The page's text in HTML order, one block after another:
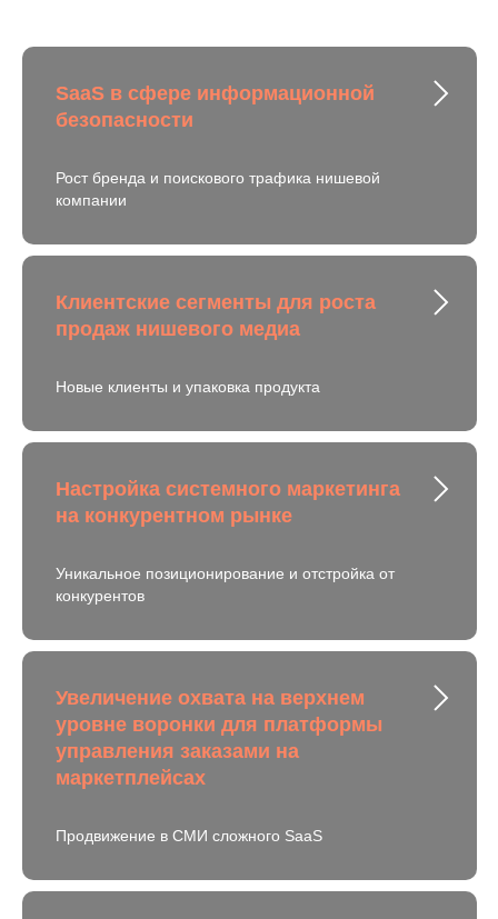
SaaS в сфере информационной
безопасности
Рост бренда и поискового трафика нишевой
компании
Клиентские сегменты для роста
продаж нишевого медиа
Новые клиенты и упаковка продукта
Настройка системного маркетинга
на конкурентном рынке
Уникальное позиционирование и отстройка от
конкурентов
Увеличение охвата на верхнем
уровне воронки для платформы
управления заказами на
маркетплейсах
Продвижение в СМИ сложного SaaS